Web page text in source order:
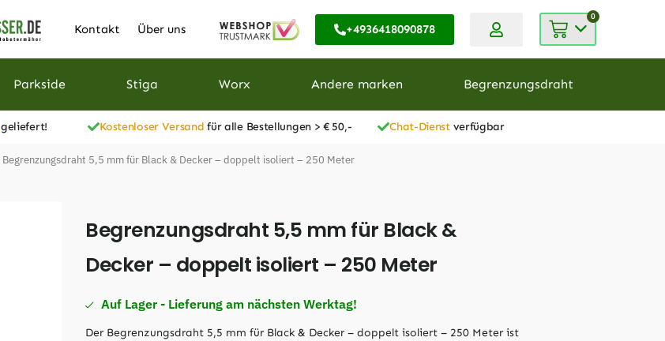
Kontakt Über uns +4936418090878
0
Parkside Stiga Worx Andere marken Begrenzungsdraht
geliefert! Kostenloser Versand für alle Bestellungen > € 50,- Chat-Dienstverfügbar
Begrenzungsdraht 5,5 mm für Black & Decker – doppelt isoliert – 250 Meter
Begrenzungsdraht 5,5 mm für Black &
Decker – doppelt isoliert – 250 Meter
Auf Lager - Lieferung am nächsten Werktag!
Der Begrenzungsdraht 5,5 mm für Black & Decker – doppelt isoliert – 250 Meter ist